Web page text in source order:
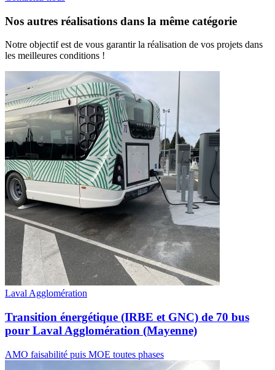
Nos autres réalisations dans la même catégorie
Notre objectif est de vous garantir la réalisation de vos projets dans
les meilleures conditions !
Laval Agglomération
Transition énergétique (IRBE et GNC) de 70 bus
pour Laval Agglomération (Mayenne)
AMO faisabilité puis MOE toutes phases